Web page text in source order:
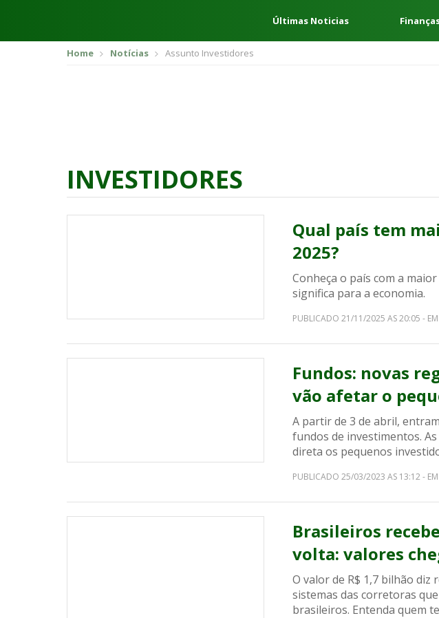
Últimas Noticias
Home Notícias Assunto Investidores
INVESTIDORES
Qual país tem
2025?
Conheça o país com a
significa para a economia.
PUBLICADO 21/11/2025 AS 20:05 -
Fundos: novas
vão afetar o
A partir de 3 de abril,
fundos de investimentos.
direta os pequenos
PUBLICADO 25/03/2023 AS 13:12 - EM
Brasileiros
volta: valores
O valor de R$ 1,7 bilhão
sistemas das corretoras
brasileiros. Entenda quem